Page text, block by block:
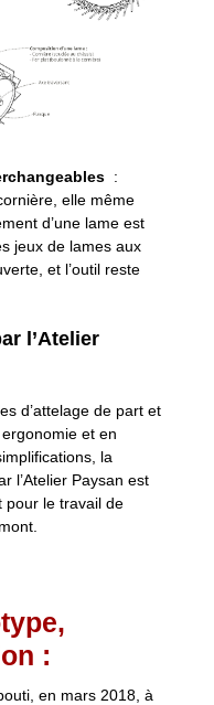
:
elle même
d’une lame est
jeux de lames aux
et l’outil reste
l’Atelier
d’attelage de part et
et en
la
l’Atelier Paysan est
pour le travail de
:
en mars 2018, à